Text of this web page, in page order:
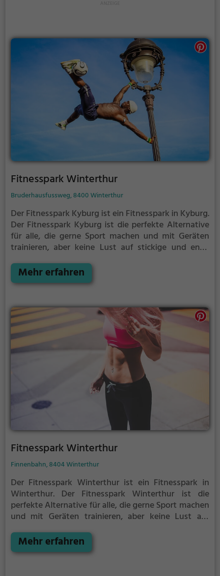
Fitnesspark Winterthur
Bruderhausfussweg, 8400 Winterthur
Der Fitnesspark Kyburg ist ein Fitnesspark in Kyburg.
Der Fitnesspark Kyburg ist die perfekte Alternative
für alle, die gerne Sport machen und mit Geräten
trainieren, aber keine Lust auf stickige und enge
Mehr erfahren
Fitnesspark Winterthur
Finnenbahn, 8404 Winterthur
Der Fitnesspark Winterthur ist ein Fitnesspark in
Winterthur. Der Fitnesspark Winterthur ist die
perfekte Alternative für alle, die gerne Sport machen
und mit Geräten trainieren, aber keine Lust auf
Mehr erfahren